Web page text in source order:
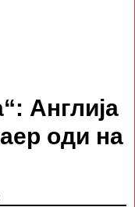
Англија
оди на